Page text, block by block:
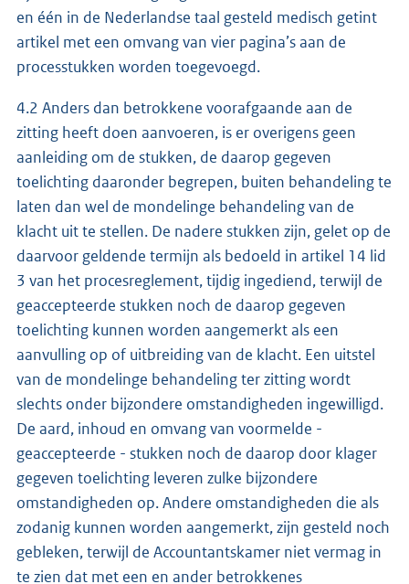
en één in de Nederlandse taal gesteld medisch getint
artikel met een omvang van vier pagina’s aan de
processtukken worden toegevoegd.
4.2 Anders dan betrokkene voorafgaande aan de
zitting heeft doen aanvoeren, is er overigens geen
aanleiding om de stukken, de daarop gegeven
toelichting daaronder begrepen, buiten behandeling te
laten dan wel de mondelinge behandeling van de
klacht uit te stellen. De nadere stukken zijn, gelet op de
daarvoor geldende termijn als bedoeld in artikel 14 lid
3 van het procesreglement, tijdig ingediend, terwijl de
geaccepteerde stukken noch de daarop gegeven
toelichting kunnen worden aangemerkt als een
aanvulling op of uitbreiding van de klacht. Een uitstel
van de mondelinge behandeling ter zitting wordt
slechts onder bijzondere omstandigheden ingewilligd.
De aard, inhoud en omvang van voormelde -
geaccepteerde - stukken noch de daarop door klager
gegeven toelichting leveren zulke bijzondere
omstandigheden op. Andere omstandigheden die als
zodanig kunnen worden aangemerkt, zijn gesteld noch
gebleken, terwijl de Accountantskamer niet vermag in
te zien dat met een en ander betrokkenes